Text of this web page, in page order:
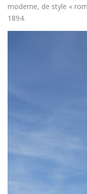
moderne, de style «
1894.